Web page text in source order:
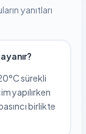
yanıtları
sürekli
yapılırken
birlikte